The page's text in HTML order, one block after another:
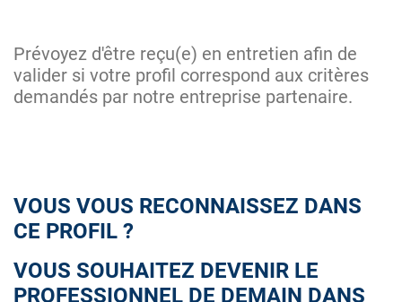
Prévoyez d'être reçu(e) en entretien afin de
valider si votre profil correspond aux critères
demandés par notre entreprise partenaire.
VOUS VOUS RECONNAISSEZ DANS
CE PROFIL ?
VOUS SOUHAITEZ DEVENIR LE
PROFESSIONNEL DE DEMAIN DANS